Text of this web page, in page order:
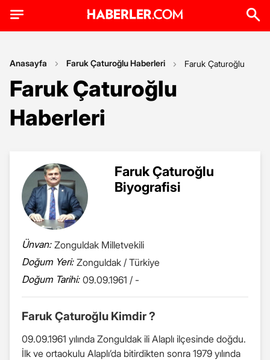
Anasayfa Faruk Çaturoğlu Haberleri Faruk Çaturoğlu
Faruk Çaturoğlu
Haberleri
Faruk Çaturoğlu
Biyografisi
Ünvan: Zonguldak Milletvekili
Doğum Yeri: Zonguldak / Türkiye
Doğum Tarihi: 09.09.1961 / -
Faruk Çaturoğlu Kimdir ?
09.09.1961 yılında Zonguldak ili Alaplı ilçesinde doğdu.
İlk ve ortaokulu Alaplı’da bitirdikten sonra 1979 yılında